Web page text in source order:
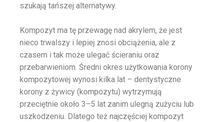
szukają tańszej alternatywy.
Kompozyt ma tę przewagę nad akrylem, że jest
nieco trwalszy i lepiej znosi obciążenia, ale z
czasem i tak może ulegać ścieraniu oraz
przebarwieniom. Średni okres użytkowania korony
kompozytowej wynosi kilka lat – dentystyczne
korony z żywicy (kompozytu) wytrzymują
przeciętnie około 3–5 lat zanim ulegną zużyciu lub
uszkodzeniu​. Dlatego też najczęściej kompozyt